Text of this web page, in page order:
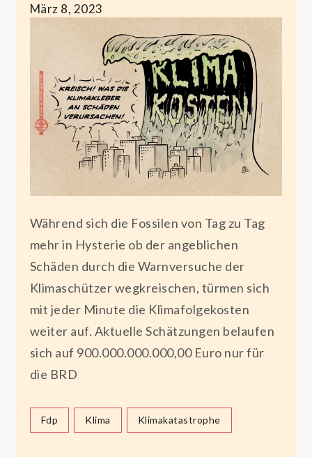
März 8, 2023
Während sich die Fossilen von Tag zu Tag
mehr in Hysterie ob der angeblichen
Schäden durch die Warnversuche der
Klimaschützer wegkreischen, türmen sich
mit jeder Minute die Klimafolgekosten
weiter auf. Aktuelle Schätzungen belaufen
sich auf 900.000.000.000,00 Euro nur für
die BRD
Fdp Klima Klimakatastrophe